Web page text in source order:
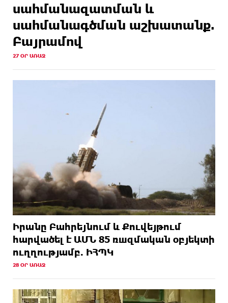
սահմանազատման և
սահմանագծման աշխատանք.
Բայրամով
27 ՕՐ ԱՌԱՋ
Իրանը Բահրեյնում և Քուվեյթում
hարվածել է ԱՄՆ 85 ռшզմական օբյեկտի
ուղղությամբ. ԻՀՊԿ
28 ՕՐ ԱՌԱՋ